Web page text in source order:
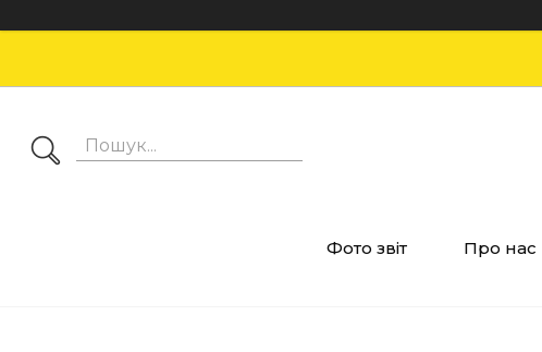
Фото звіт Про нас